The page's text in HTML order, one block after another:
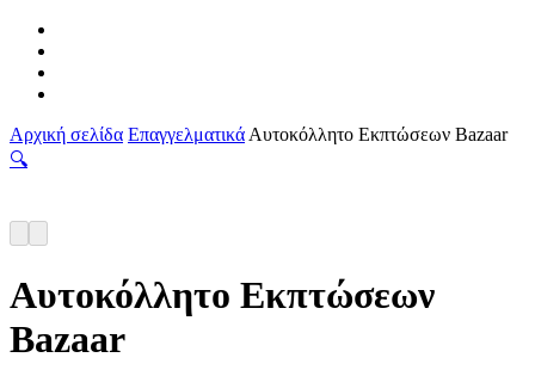
Αρχική σελίδα Επαγγελματικά Αυτοκόλλητο Εκπτώσεων Bazaar
🔍
Αυτοκόλλητο Εκπτώσεων
Bazaar